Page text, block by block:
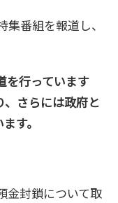
番組を報道し、
を行っています
さらには政府と
す。
金封鎖について取